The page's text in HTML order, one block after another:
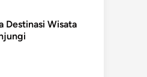
Destinasi Wisata